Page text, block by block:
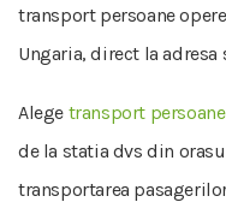
transport persoane
Ungaria, direct la adresa
Alege transport
de la statia dvs din
transportarea